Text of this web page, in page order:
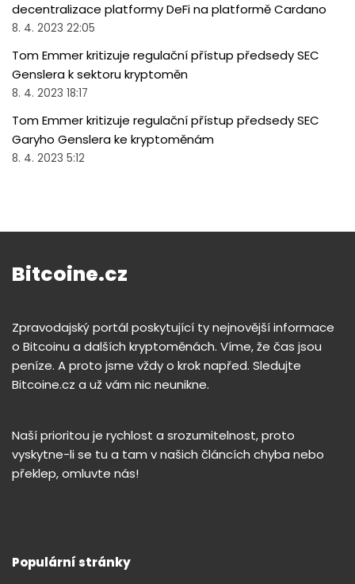
decentralizace platformy DeFi na platformě Cardano
8. 4. 2023 22:05
Tom Emmer kritizuje regulační přístup předsedy SEC
Genslera k sektoru kryptoměn
8. 4. 2023 18:17
Tom Emmer kritizuje regulační přístup předsedy SEC
Garyho Genslera ke kryptoměnám
8. 4. 2023 5:12
Bitcoine.cz
Zpravodajský portál poskytující ty nejnovější informace
o Bitcoinu a dalších kryptoměnách. Víme, že čas jsou
peníze. A proto jsme vždy o krok napřed. Sledujte
Bitcoine.cz a už vám nic neunikne.
Naší prioritou je rychlost a srozumitelnost, proto
vyskytne-li se tu a tam v našich článcích chyba nebo
překlep, omluvte nás!
Populární stránky